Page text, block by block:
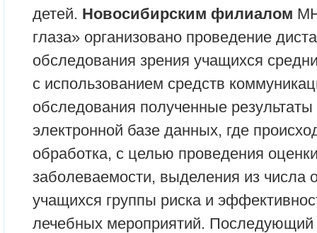
детей. Новосибирским филиалом
глаза» организовано проведение
обследования зрения учащихся
с использованием средств
обследования полученные
электронной базе данных, где
обработка, с целью проведения
заболеваемости, выделения из числа
учащихся группы риска и
лечебных мероприятий.